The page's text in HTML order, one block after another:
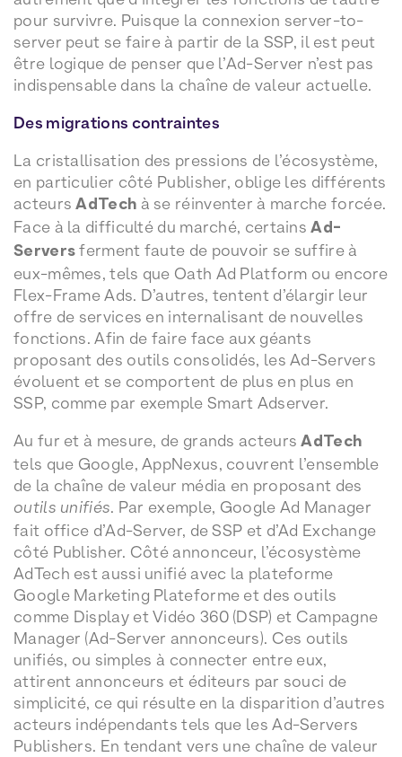
pour survivre. Puisque la connexion server-to-
server peut se faire à partir de la SSP, il est peut
être logique de penser que l’Ad-Server n’est pas
indispensable dans la chaîne de valeur actuelle.
Des migrations contraintes
La cristallisation des pressions de l’écosystème,
en particulier côté Publisher, oblige les différents
acteursAdTech à se réinventer à marche forcée.
Face à la difficulté du marché, certainsAd-
Serversferment faute de pouvoir se suffire à
eux-mêmes, tels que Oath Ad Platform ou encore
Flex-Frame Ads. D’autres, tentent d’élargir leur
offre de services en internalisant de nouvelles
fonctions. Afin de faire face aux géants
proposant des outils consolidés, les Ad-Servers
évoluent et se comportent de plus en plus en
SSP, comme par exemple Smart Adserver.
Au fur et à mesure, de grands acteursAdTech
tels que Google, AppNexus, couvrent l’ensemble
de la chaîne de valeur média en proposant des
outils unifiés. Par exemple, Google Ad Manager
fait office d’Ad-Server, de SSP et d’Ad Exchange
côté Publisher. Côté annonceur, l’écosystème
AdTech est aussi unifié avec la plateforme
Google Marketing Plateforme et des outils
comme Display et Vidéo 360 (DSP) et Campagne
Manager (Ad-Server annonceurs). Ces outils
unifiés, ou simples à connecter entre eux,
attirent annonceurs et éditeurs par souci de
simplicité, ce qui résulte en la disparition d’autres
acteurs indépendants tels que les Ad-Servers
Publishers. En tendant vers une chaîne de valeur